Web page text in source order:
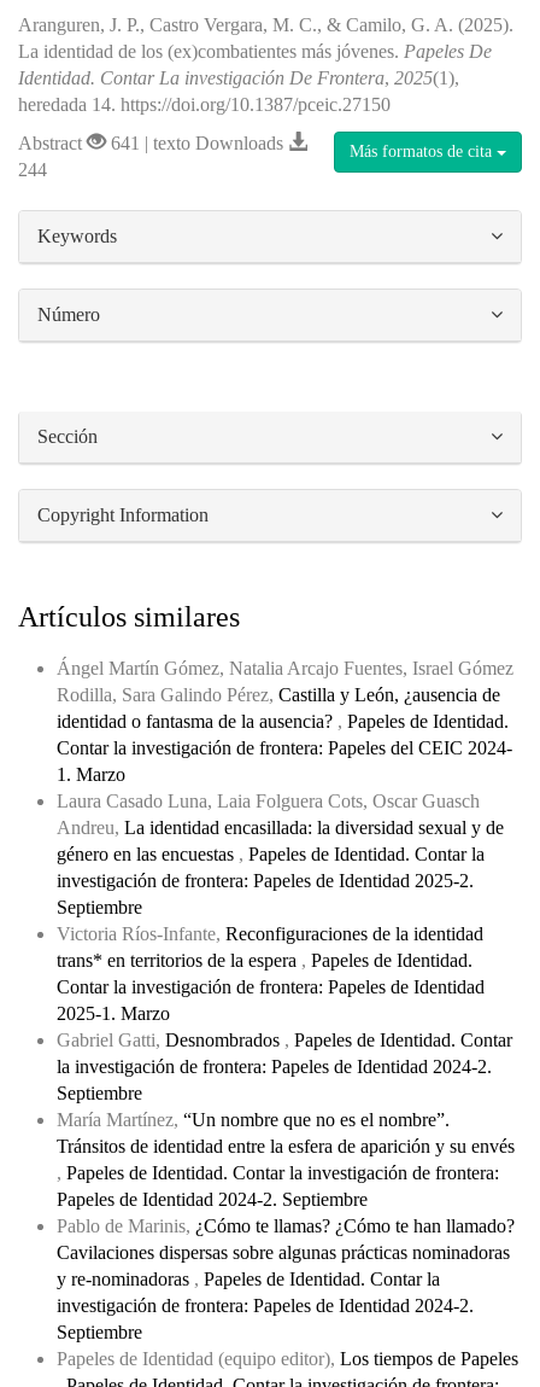
Aranguren, J. P., Castro Vergara, M. C., & Camilo, G. A. (2025).
La identidad de los (ex)combatientes más jóvenes. Papeles De
Identidad. Contar La investigación De Frontera, 2025(1),
heredada 14. https://doi.org/10.1387/pceic.27150
Más formatos de cita
Abstract
641 | texto Downloads
244
Keywords
Número
Sección
Copyright Information
Artículos similares
Ángel Martín Gómez, Natalia Arcajo Fuentes, Israel Gómez
Rodilla, Sara Galindo Pérez, Castilla y León, ¿ausencia de
identidad o fantasma de la ausencia? , Papeles de Identidad.
Contar la investigación de frontera: Papeles del CEIC 2024-
1. Marzo
Laura Casado Luna, Laia Folguera Cots, Oscar Guasch
Andreu, La identidad encasillada: la diversidad sexual y de
género en las encuestas , Papeles de Identidad. Contar la
investigación de frontera: Papeles de Identidad 2025-2.
Septiembre
Victoria Ríos-Infante, Reconfiguraciones de la identidad
trans* en territorios de la espera , Papeles de Identidad.
Contar la investigación de frontera: Papeles de Identidad
2025-1. Marzo
Gabriel Gatti, Desnombrados , Papeles de Identidad. Contar
la investigación de frontera: Papeles de Identidad 2024-2.
Septiembre
María Martínez, “Un nombre que no es el nombre”.
Tránsitos de identidad entre la esfera de aparición y su envés
, Papeles de Identidad. Contar la investigación de frontera:
Papeles de Identidad 2024-2. Septiembre
Pablo de Marinis, ¿Cómo te llamas? ¿Cómo te han llamado?
Cavilaciones dispersas sobre algunas prácticas nominadoras
y re-nominadoras , Papeles de Identidad. Contar la
investigación de frontera: Papeles de Identidad 2024-2.
Septiembre
Papeles de Identidad (equipo editor), Los tiempos de Papeles